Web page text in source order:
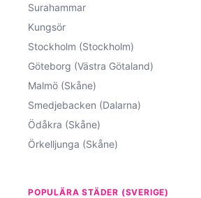
Surahammar
Kungsör
Stockholm (Stockholm)
Göteborg (Västra Götaland)
Malmö (Skåne)
Smedjebacken (Dalarna)
Ödåkra (Skåne)
Örkelljunga (Skåne)
POPULÄRA STÄDER (SVERIGE)